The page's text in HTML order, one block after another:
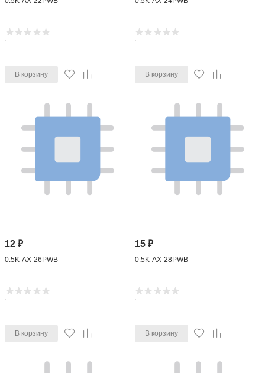
В корзину В корзину
12₽
0.5K-AX-26PWB
В корзину
15 ₽
0.5K-AX-28PWB
В корзину